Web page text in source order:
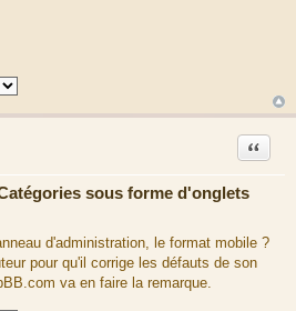
sous forme d'onglets
Citation
d'administration, le format mobile ?
pour qu'il corrige les défauts de son
va en faire la remarque.